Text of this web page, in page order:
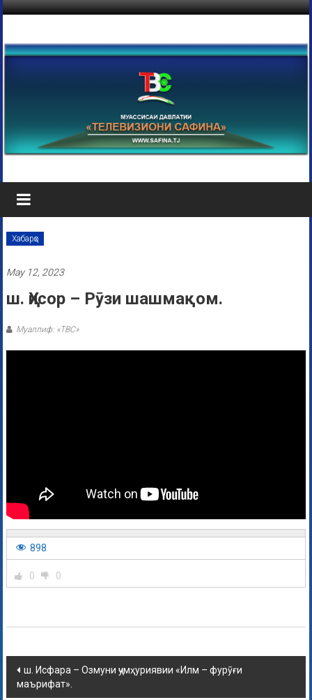
Хабарҳо
May 12, 2023
ш. Ҳисор – Рӯзи шашмақом.
Муаллиф: «ТВС»
898
0 0
ш. Исфара – Озмуни ҷумҳуриявии «Илм – фурӯғи
маърифат».